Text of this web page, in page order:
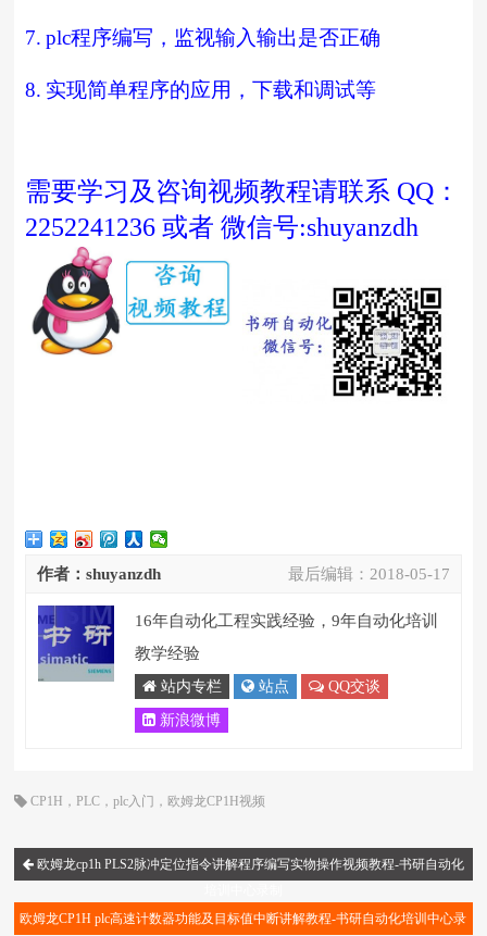
7. plc程序编写，监视输入输出是否正确
8. 实现简单程序的应用，下载和调试等
需要学习及咨询视频教程请联系 QQ：
2252241236 或者 微信号:shuyanzdh
最后编辑： 2018-05-17
作者：shuyanzdh
16年自动化工程实践经验，9年自动化培训
教学经验
站内专栏 站点 QQ交谈
新浪微博
CP1H ，PLC ，plc入门 ，欧姆龙CP1H视频
欧姆龙cp1h PLS2脉冲定位指令讲解程序编写实物操作视频教程-书研自动化
欧姆龙CP1H plc高速计数器功能及目标值中断讲解教程-书研自动化培训中心录